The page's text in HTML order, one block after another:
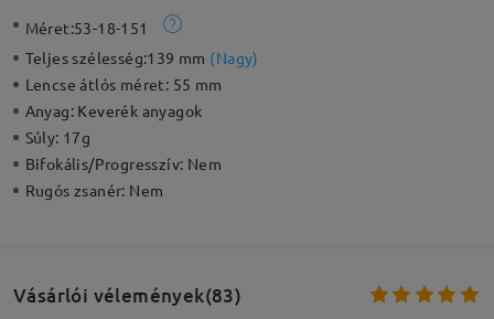
Méret:53-18-151
Teljes szélesség:139 mm (Nagy)
Lencse átlós méret: 55 mm
Anyag: Keverék anyagok
Súly: 17g
Bifokális/Progresszív: Nem
Rugós zsanér: Nem
Vásárlói vélemények(83)